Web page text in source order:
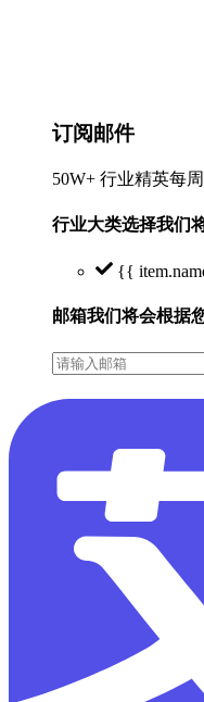
订阅邮件
50W+ 行业精英每
行业大类选择我们
{{
邮箱我们将会根据